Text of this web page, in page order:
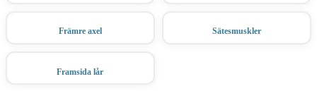
Främre axel Sätesmuskler
Framsida lår